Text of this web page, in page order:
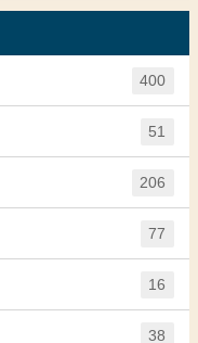
400
51
206
77
16
38